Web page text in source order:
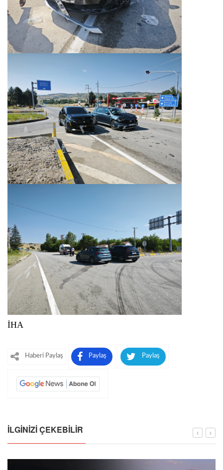
İHA
Haberi Paylaş Paylaş Paylaş
İLGINIZI ÇEKEBILIR